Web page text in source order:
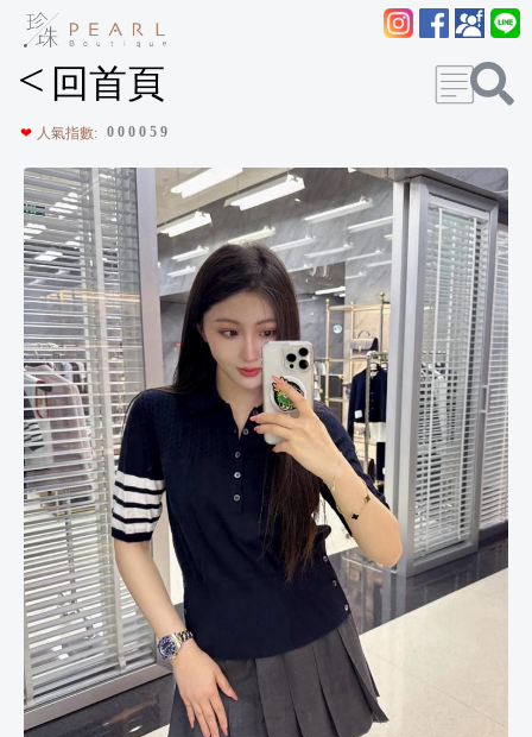
< 回首頁
❤ 人氣指數: 0 0 0 0 5 9